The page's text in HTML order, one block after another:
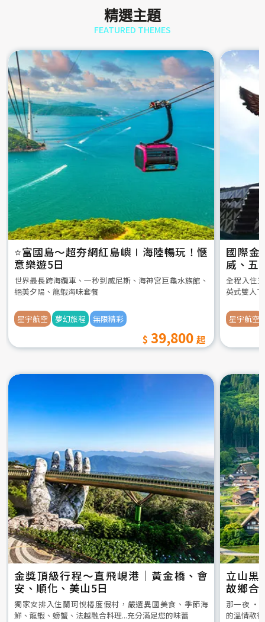
精選主題
FEATURED THEMES
⭐️富國島～超夯網紅島嶼∣海陸暢玩！愜
意樂遊5日
世界最長跨海纜車、一秒到威尼斯、海神宮巨龜水族館、
絕美夕陽、龍蝦海味套餐
星宇航空 夢幻旅程 無限精彩
39,800
國際金
威、五
全程入住
英式雙人
星宇航空
金獎頂級行程～直飛峴港｜黃金橋、會
安、順化、美山5日
獨家安排入住蘭珂悅椿度假村，嚴選異國美食、季節海
鮮、龍蝦、螃蟹、法越融合料理...充分滿足您的味蕾
立山黒
故鄉合
5日
那一夜 ‧
的溫情款